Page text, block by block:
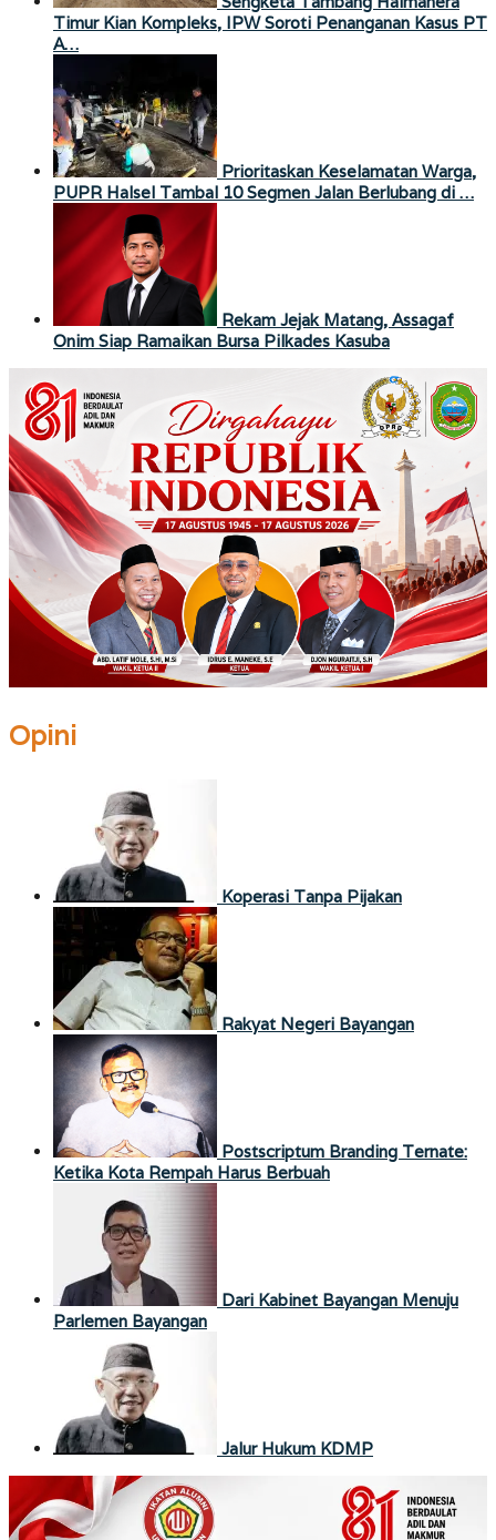
Timur Kian Kompleks, IPW Soroti Penanganan Kasus PT
A…
Prioritaskan Keselamatan Warga,
PUPR Halsel Tambal 10 Segmen Jalan Berlubang di …
Rekam Jejak Matang, Assagaf
Onim Siap Ramaikan Bursa Pilkades Kasuba
Opini
Koperasi Tanpa Pijakan
Rakyat Negeri Bayangan
Postscriptum Branding Ternate:
Ketika Kota Rempah Harus Berbuah
Dari Kabinet Bayangan Menuju
Parlemen Bayangan
Jalur Hukum KDMP